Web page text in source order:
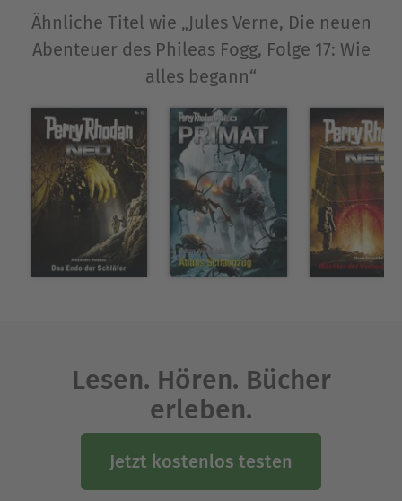
Ausblenden
Ähnliche Titel wie „Jules Verne, Die neuen
Abenteuer des Phileas Fogg, Folge 17: Wie
alles begann“
Lesen. Hören. Bücher
erleben.
Jetzt kostenlos testen